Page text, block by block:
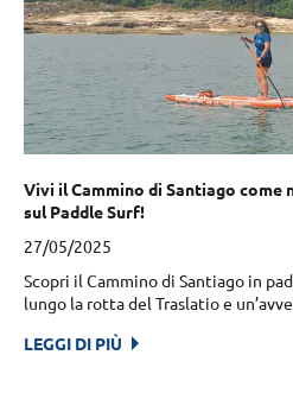
Vivi il Cammino di Santiago come
sul Paddle Surf!
27/05/2025
Scopri il Cammino di Santiago in
lungo la rotta del Traslatio e
LEGGI DI PIÙ